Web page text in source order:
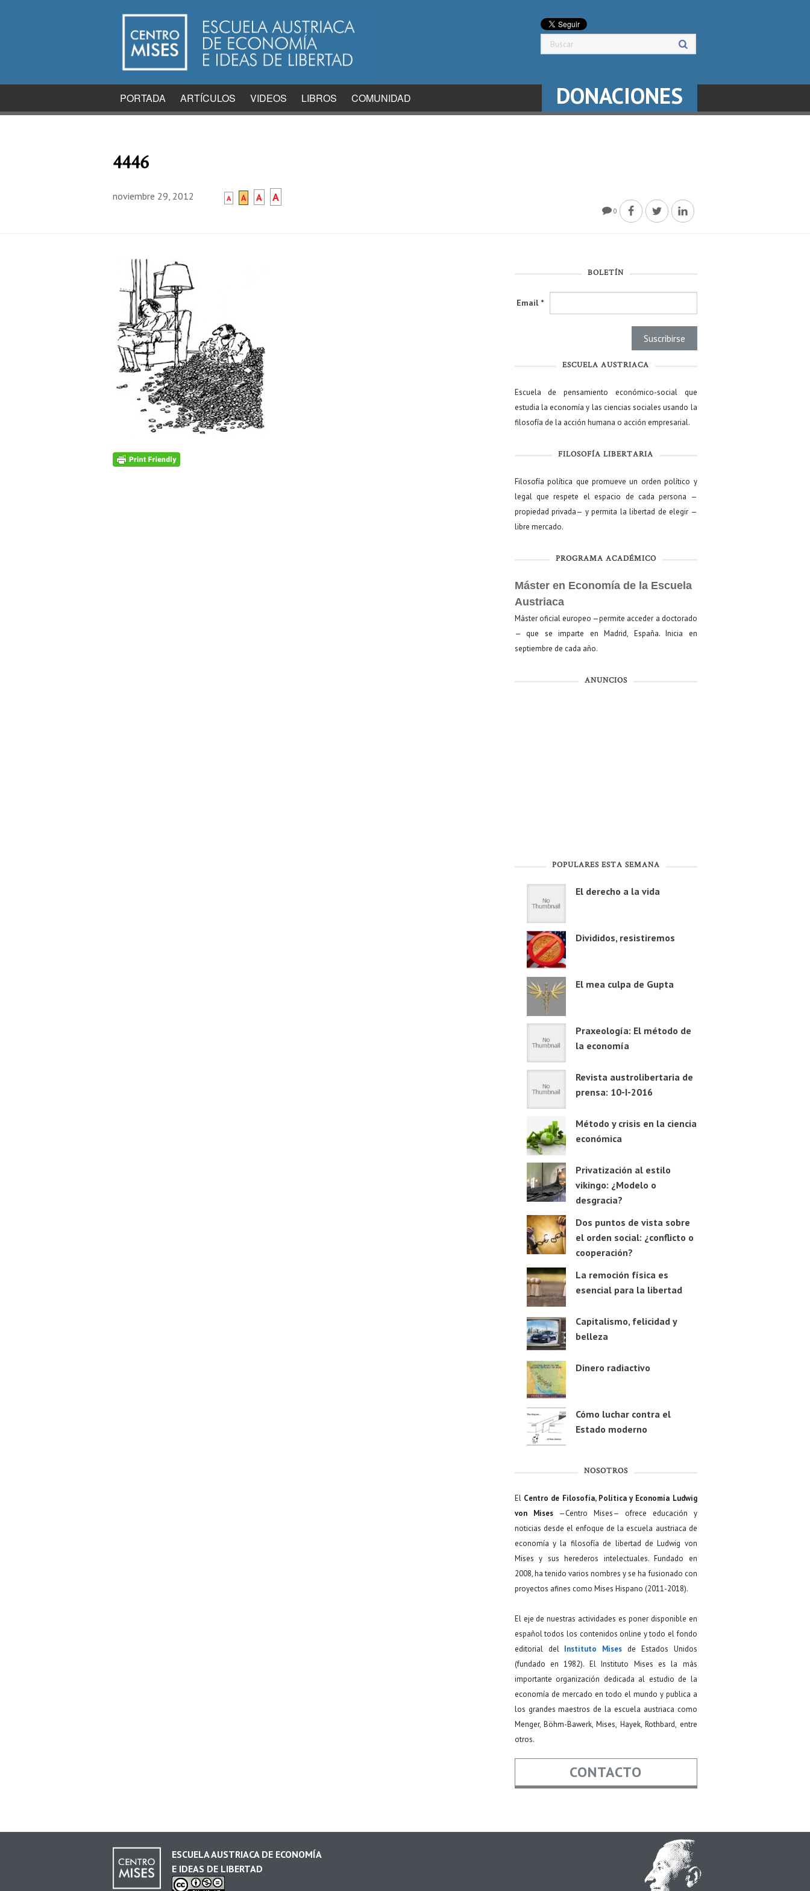
PORTADA ARTÍCULOS VIDEOS LIBROS COMUNIDAD DONACIONES
4446
noviembre 29, 2012 A A A A
0
BOLETÍN
Email *
ESCUELA AUSTRIACA
Escuela de pensamiento económico-social que
estudia la economía y las ciencias sociales usando la
filosofía de la acción humana o acción empresarial.
FILOSOFÍA LIBERTARIA
Filosofía política que promueve un orden político y
legal que respete el espacio de cada persona —
propiedad privada— y permita la libertad de elegir —
libre mercado.
PROGRAMA ACADÉMICO
Máster en Economía de la Escuela
Austriaca
Máster oficial europeo —permite acceder a doctorado
— que se imparte en Madrid, España. Inicia en
septiembre de cada año.
ANUNCIOS
POPULARES ESTA SEMANA
El derecho a la vida
Divididos, resistiremos
El mea culpa de Gupta
Praxeología: El método de
la economía
Revista austrolibertaria de
prensa: 10-I-2016
Método y crisis en la ciencia
económica
Privatización al estilo
vikingo: ¿Modelo o
desgracia?
Dos puntos de vista sobre
el orden social: ¿conflicto o
cooperación?
La remoción física es
esencial para la libertad
Capitalismo, felicidad y
belleza
Dinero radiactivo
Cómo luchar contra el
Estado moderno
NOSOTROS
El Centro de Filosofía, Política y Economía Ludwig
von Mises—Centro Mises— ofrece educación y
noticias desde el enfoque de la escuela austriaca de
economía y la filosofía de libertad de Ludwig von
Mises y sus herederos intelectuales. Fundado en
2008, ha tenido varios nombres y se ha fusionado con
proyectos afines como Mises Hispano (2011-2018).
El eje de nuestras actividades es poner disponible en
español todos los contenidos online y todo el fondo
editorial del Instituto Mises de Estados Unidos
(fundado en 1982). El Instituto Mises es la más
importante organización dedicada al estudio de la
economía de mercado en todo el mundo y publica a
los grandes maestros de la escuela austriaca como
Menger, Böhm-Bawerk, Mises, Hayek, Rothbard, entre
otros.
CONTACTO
ESCUELA AUSTRIACA DE ECONOMÍA
E IDEAS DE LIBERTAD